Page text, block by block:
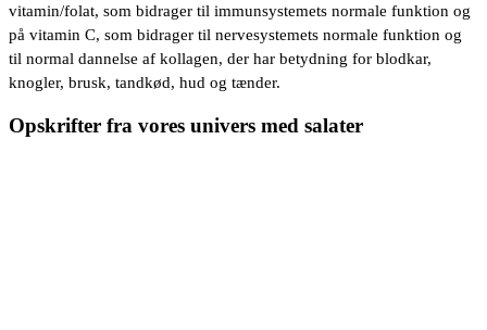
vitamin/folat, som bidrager til immunsystemets normale funktion og
på vitamin C, som bidrager til nervesystemets normale funktion og
til normal dannelse af kollagen, der har betydning for blodkar,
knogler, brusk, tandkød, hud og tænder.
Opskrifter fra vores univers med salater